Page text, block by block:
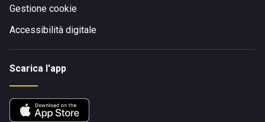
Gestione cookie
Accessibilità digitale
Scarica l'app